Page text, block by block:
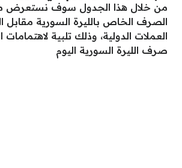
من خلال هذا الجدول سوف نستعرض
الصرف الخاص بالليرة السورية مقابل
العملات الدولية، وذلك تلبية
صرف الليرة السورية اليوم